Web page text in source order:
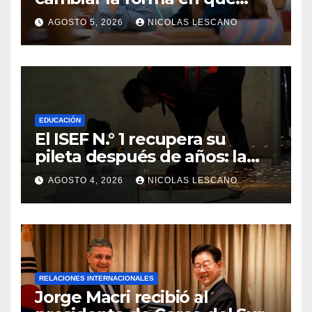
educamos a nuestros hijos
sobre el dinero
AGOSTO 5, 2026 NICOLAS LESCANO
EDUCACIÓN
El ISEF N.° 1 recupera su
pileta después de años: la
obra ya supera el 50% y
cambia la formación de miles
de estudiantes
AGOSTO 4, 2026 NICOLAS LESCANO
RELACIONES INTERNACIONALES
Jorge Macri recibió al